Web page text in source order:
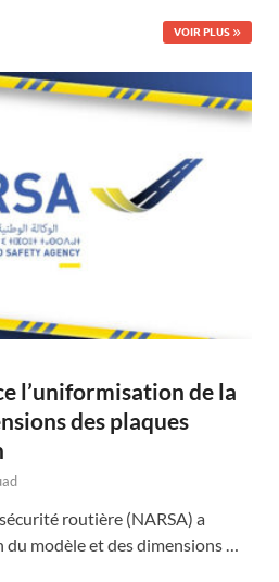
VOIR PLUS
l’uniformisation de la
des plaques
routière (NARSA) a
du modèle et des dimensions …